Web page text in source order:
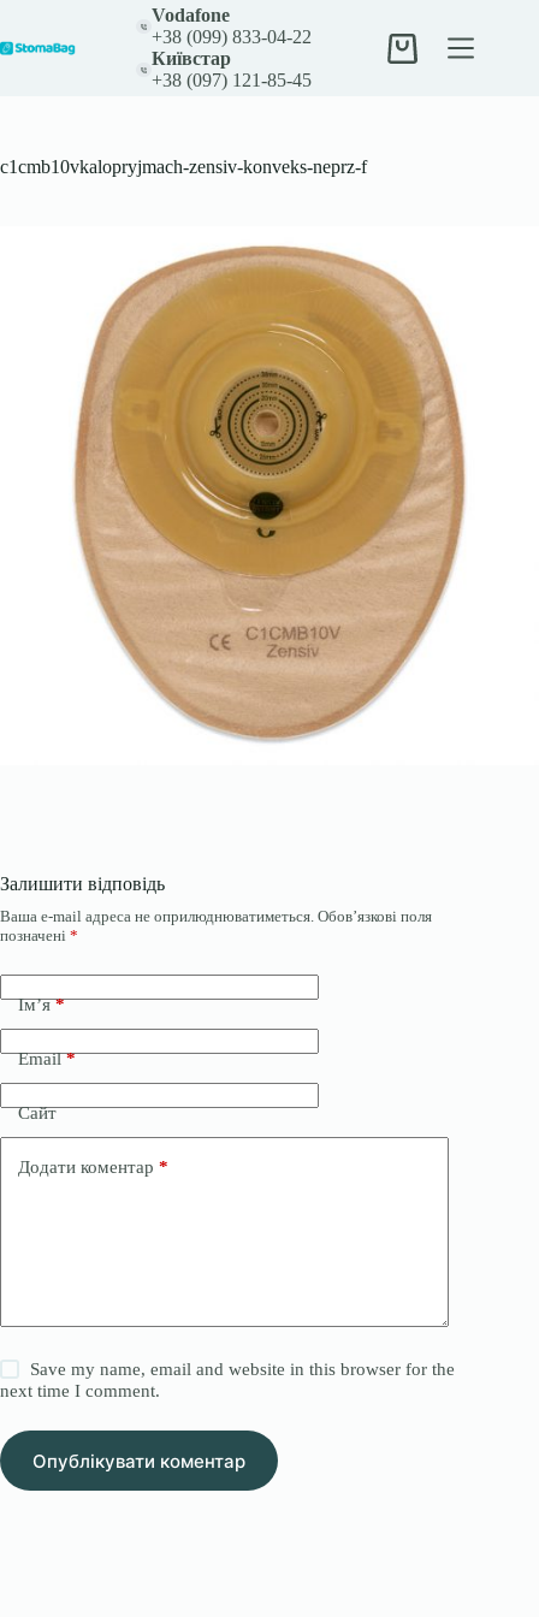
вмісту
Vodafone
+38 (099) 833-04-22
Київстар
+38 (097) 121-85-45
Кошик
c1cmb10vkalopryjmach-zensiv-konveks-neprz-f
Залишити відповідь
Ваша e-mail адреса не оприлюднюватиметься. Обов’язкові поля
позначені *
Ім’я*
Email*
Сайт
Додати коментар *
Save my name, email and website in this browser for the
next time I comment.
Опублікувати коментар